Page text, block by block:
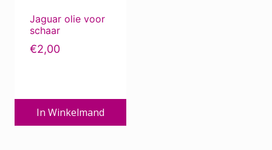
Jaguar olie voor
schaar
€2,00
In Winkelmand